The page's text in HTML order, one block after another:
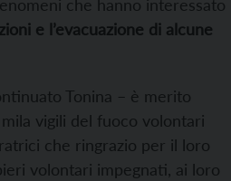
che hanno interessato
e l’evacuazione di alcune
Tonina – è merito
vigili del fuoco volontari
che ringrazio per il loro
volontari impegnati, ai loro